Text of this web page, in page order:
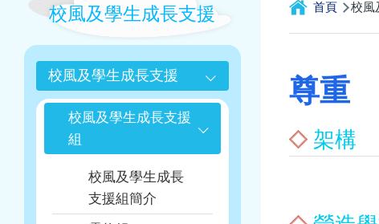
航
結
首頁 校風
尊重
架構
校風及學生成長支援
校風及學生成長支援
校風及學生成長支援
組
校風及學生成長
支援組簡介